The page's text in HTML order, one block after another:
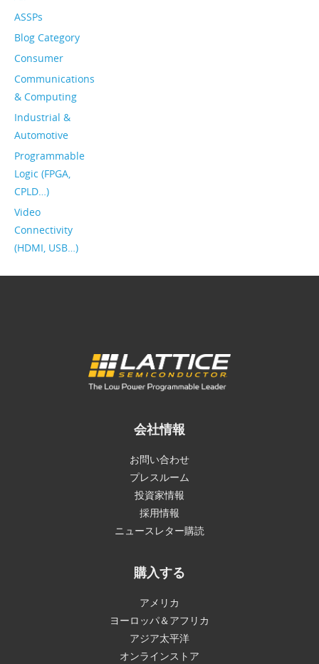
ASSPs
Blog Category
Consumer
Communications
& Computing
Industrial &
Automotive
Programmable
Logic (FPGA,
CPLD…)
Video
Connectivity
(HDMI, USB…)
会社情報
お問い合わせ
プレスルーム
投資家情報
採用情報
ニュースレター購読
購入する
アメリカ
ヨーロッパ＆アフリカ
アジア太平洋
オンラインストア